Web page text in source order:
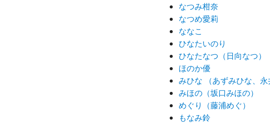
なつみ柑奈
なつめ愛莉
ななこ
ひなたいのり
ひなたなつ（日向なつ）
ほのか優
みひな （あずみひな、
みほの（坂口みほの）
めぐり（藤浦めぐ）
もなみ鈴